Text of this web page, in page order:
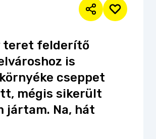
teret felderítő
is
cseppet
mégis sikerült
jártam. Na, hát